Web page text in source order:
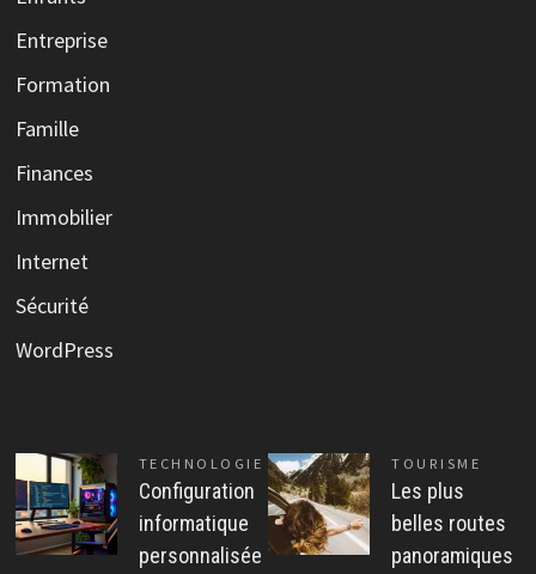
Entreprise
Formation
Famille
Finances
Immobilier
Internet
Sécurité
WordPress
TECHNOLOGIE
Configuration
informatique
personnalisée
TOURISME
Les plus
belles routes
panoramiques